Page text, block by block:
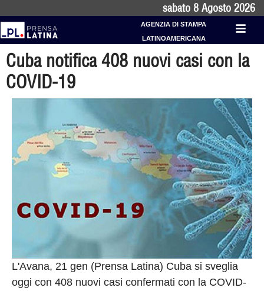
sabato 8 Agosto 2026
AGENZIA DI STAMPA
LATINOAMERICANA
Cuba notifica 408 nuovi casi con la
COVID-19
L'Avana, 21 gen (Prensa Latina) Cuba si sveglia
oggi con 408 nuovi casi confermati con la COVID-